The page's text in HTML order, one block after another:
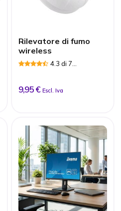
Rilevatore di fumo
wireless
4.3 di 7
9,95 € Escl. Iva